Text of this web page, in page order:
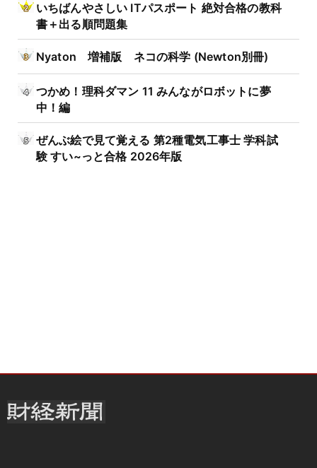
いちばんやさしい ITパスポート 絶対合格の教科
書＋出る順問題集
Nyaton 増補版 ネコの科学 (Newton別冊)
つかめ！理科ダマン 11 みんながロボットに夢
中！編
ぜんぶ絵で見て覚える 第2種電気工事士 学科試
験 すい~っと合格 2026年版